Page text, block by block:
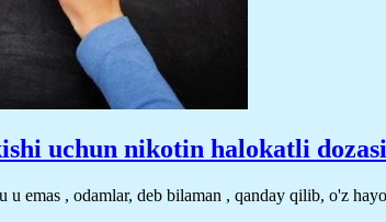
uchun nikotin halokatli
emas , odamlar, deb bilaman , qanday qilib, o'z